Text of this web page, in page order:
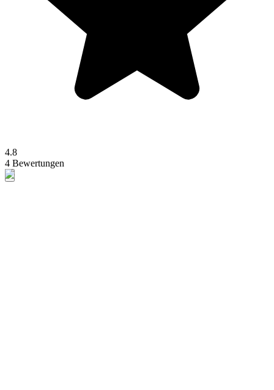
4.8
4 Bewertungen